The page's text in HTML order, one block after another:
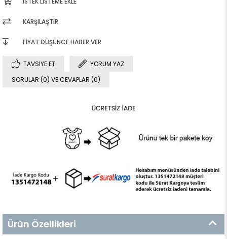
KARŞILAŞTIR
FIYAT DÜŞÜNCE HABER VER
TAVSIYE ET
YORUM YAZ
SORULAR (0) VE CEVAPLAR (0)
Ürün Özellikleri